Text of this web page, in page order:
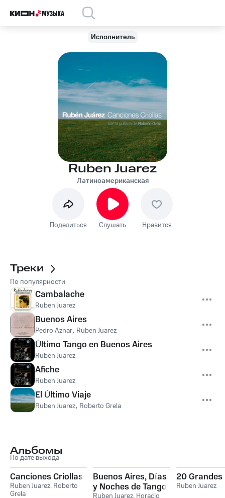
Исполнитель
Ruben Juarez
Латиноамериканская
Поделиться Слушать Нравится
Треки
По популярности
Cambalache
Ruben Juarez
Buenos Aires
Pedro Aznar, Ruben Juarez
Último Tango en Buenos Aires
Ruben Juarez
Afiche
Ruben Juarez
El Último Viaje
Ruben Juarez, Roberto Grela
Альбомы
По дате выхода
Canciones Criollas
Ruben Juarez, Roberto
Grela
Buenos Aires, Días
y Noches de Tango:
Ruben Juarez, Horacio
20 Grandes
Ruben Juarez